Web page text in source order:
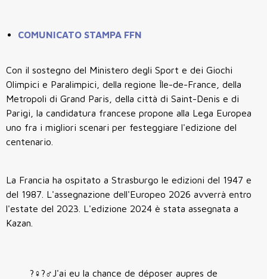
COMUNICATO STAMPA FFN
Con il sostegno del Ministero degli Sport e dei Giochi
Olimpici e Paralimpici, della regione Île-de-France, della
Metropoli di Grand Paris, della città di Saint-Denis e di
Parigi, la candidatura francese propone alla Lega Europea
uno fra i migliori scenari per festeggiare l'edizione del
centenario.
La Francia ha ospitato a Strasburgo le edizioni del 1947 e
del 1987. L'assegnazione dell'Europeo 2026 avverrà entro
l'estate del 2023. L'edizione 2024 è stata assegnata a
Kazan.
?‍♀️?‍♂️J'ai eu la chance de déposer aupres de